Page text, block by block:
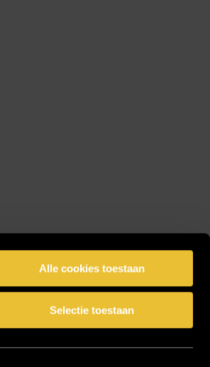
Alle cookies toestaan
Selectie toestaan
facebookpinterestlinkedininstagram